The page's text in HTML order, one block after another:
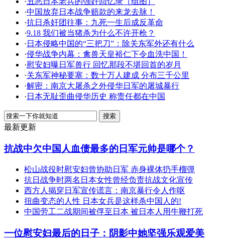
·中国放弃日本战争赔款的来龙去脉！
·抗日杀奸团往事：九死一生后成反革命
·9.18 我们被当猪杀为什么不许开枪？
· 日本侵略中国的“三把刀”：除关东军外还有什么
·侵华战争内幕：禽兽天皇裕仁下令血洗中国！
·慰安妇曝日军兽行 回忆那段不堪回首的岁月
·关东军神秘要塞：数十万人建成 分布三千公里
·解密：南京大屠杀之外侵华日军的屠城暴行
· 日本无耻歪曲侵华历史 称责任都在中国
最新更新
抗战中欠中国人血债最多的日军元帅是哪个？
松山战役时慰安妇曾协助日军 赤身裸体扔手榴弹
抗日战争时两名日本女性曾经负责抗战文化宣传
西方人揭穿日军宣传谎言：南京暴行令人作呕
扭曲变态的人性 日本女兵是这样杀中国人的!
中国劳工二战期间被俘至日本 被日本人用牛鞭打死
一位慰安妇最后的日子：阴影中她坚强乐观爱美